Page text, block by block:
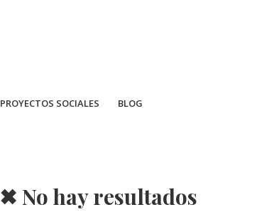
PROYECTOS SOCIALES BLOG
✖ No hay resultados